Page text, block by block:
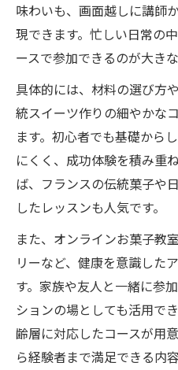
オンライン講座
オンラインショ
ヘルシー志向派も注目
低糖質スイーツを
学ぶ
健康志向にぴっ
イーツ
オンラインショッ
肢を発見
オンラインお菓
イーツ
身体に優しいス
贈り物に人気のトラ
贈答用におすすめ
味わいも、画面越しに講師
現できます。忙しい日常の
ースで参加できるのが大きな
具体的には、材料の選び方
統スイーツ作りの細やかな
ます。初心者でも基礎から
にくく、成功体験を積み重
ば、フランスの伝統菓子や
したレッスンも人気です。
また、オンラインお菓子教
リーなど、健康を意識した
す。家族や友人と一緒に参
ションの場としても活用で
齢層に対応したコースが用
ら経験者まで満足できる内